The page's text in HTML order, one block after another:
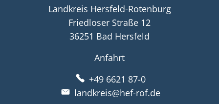
Landkreis Hersfeld-Rotenburg
Friedloser Straße 12
36251 Bad Hersfeld
Anfahrt
+49 6621 87-0
landkreis@hef-rof.de